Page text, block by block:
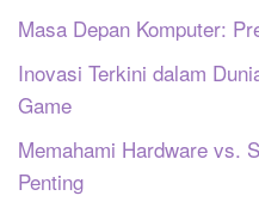
Masa Depan Komputer:
Inovasi Terkini dalam
Game
Memahami Hardware vs.
Penting